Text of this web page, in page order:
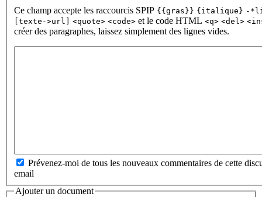
Ce champ accepte les raccourcis SPIP {{gras}} {italique} -
[texte->url]
<quote> <code> et le code HTML <q> <del>
créer des paragraphes, laissez simplement des lignes vides.
Prévenez-moi de tous les nouveaux commentaires de cette
email
Ajouter un document